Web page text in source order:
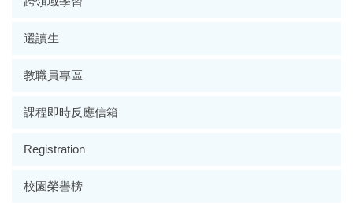
選讀生
教職員專區
課程即時反應信箱
Registration
校園榮譽榜